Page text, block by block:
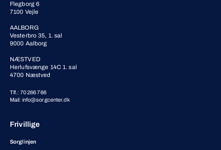
Flegborg 6
7100 Vejle
AALBORG
Vesterbro 35, 1. sal
9000 Aalborg
NÆSTVED
Herlufsvænge 14C 1. sal
4700 Næstved
Tlf.: 70 266 766
Mail: info@sorgcenter.dk
Frivillige
Sorglinjen